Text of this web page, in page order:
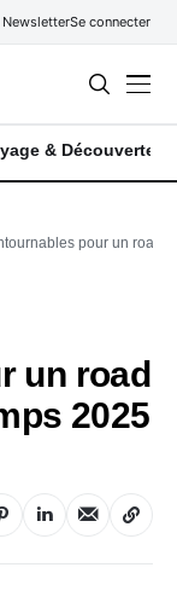
NewsletterSe connecter
& Découverte
pour un road
un road
2025